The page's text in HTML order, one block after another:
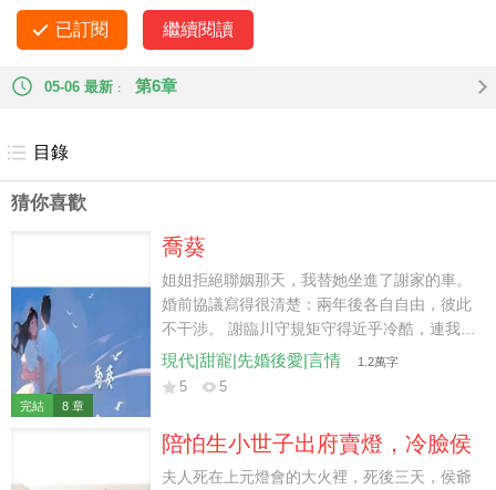
想睡朕！ 可朕是個男人啊！
已訂閱 繼續閱讀
05-06 最新 第6章
目錄
猜你喜歡
完結 8 章
喬葵
姐姐拒絕聯姻那天，我替她坐進了謝家的車。
婚前協議寫得很清楚：兩年後各自自由，彼此
不干涉。 謝臨川守規矩守得近乎冷酷，連我發
燒都只會把藥和溫水放在門外。 直到我收拾好
行李，準備把婚戒還給他，他卻蹲在康復中心
你。」
現代|甜寵|先婚後愛|言情 1.2萬字
5 5
陪怕生小世子出府賣燈，冷臉侯
爺買空整條燈市
夫人死在上元燈會的大火裡，死後三天，侯爺